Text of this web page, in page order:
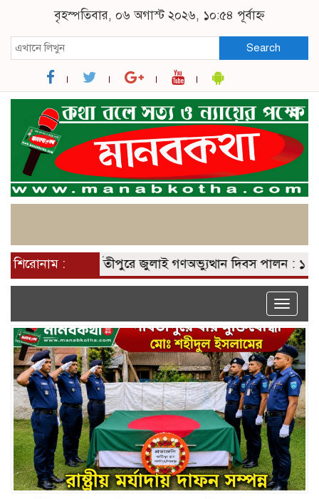
বৃহস্পতিবার, ০৬ অগাস্ট ২০২৬, ১০:৫৪ পূর্বাহ্ন
Search
শিরোনাম :
পার্বতীপুরে জুলাই গণঅভ্যুত্থান দিবস পালন : ১১ দলীয়
Toggle